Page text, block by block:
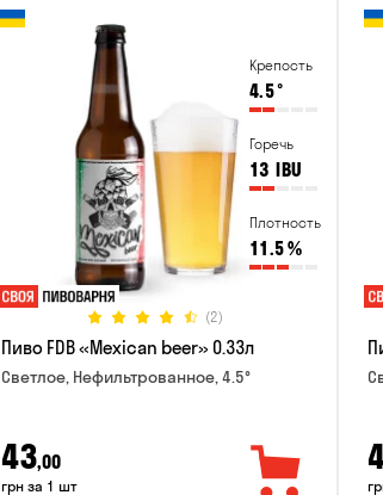
Крепость
4.5°
Горечь
13 IBU
Плотность
11.5%
(2)
Пиво FDB «Mexican beer» 0.33л
Светлое, Нефильтрованное, 4.5°
43,00
грн за 1 шт